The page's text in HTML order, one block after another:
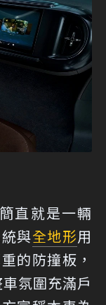
直就是一輛
與全地形用
的防撞板，
氛圍充滿戶